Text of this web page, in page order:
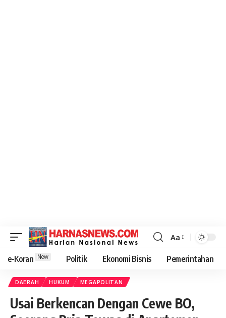
Aa
e-Koran New Politik Ekonomi Bisnis Pemerintahan
DAERAH HUKUM MEGAPOLITAN
Usai Berkencan Dengan Cewe BO,